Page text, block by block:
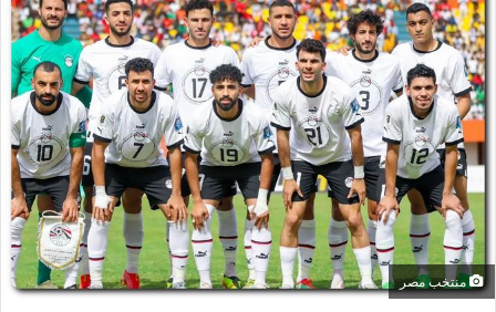
ل
ب
د
ا
إ
ل
ك
ت
ر
و
منتخب مصر